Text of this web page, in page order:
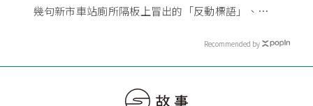
幾句新市車站廁所隔板上冒出的「反動標語」、一段
Recommended by